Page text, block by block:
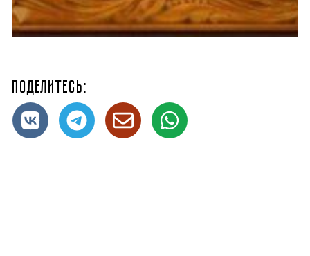
Поделитесь: